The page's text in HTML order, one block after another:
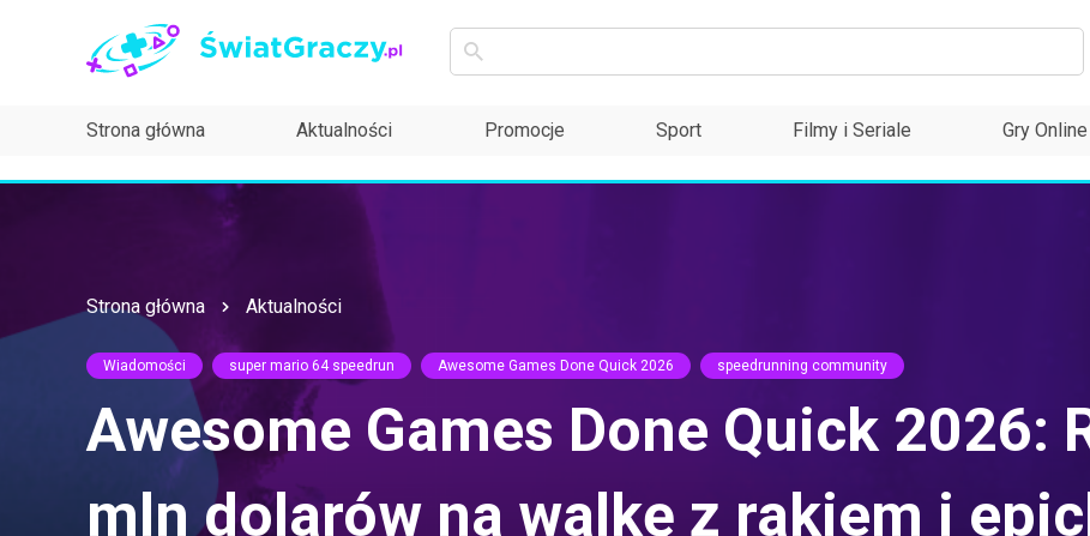
Strona główna Aktualności Promocje Sport Filmy i Seriale Gry Online
Strona główna Aktualności
Wiadomości super mario 64 speedrun Awesome Games Done Quick 2026 speedrunning community
Awesome Games Done Quick 2026:
mln dolarów na walkę z rakiem i